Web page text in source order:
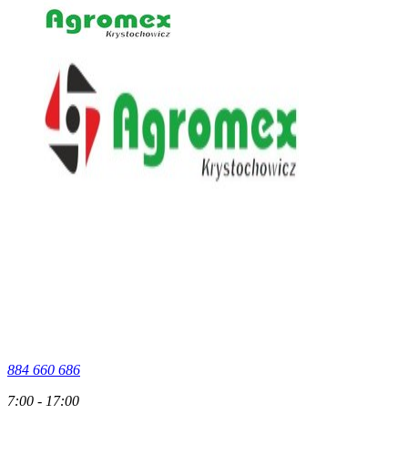
884 660 686
7:00 - 17:00